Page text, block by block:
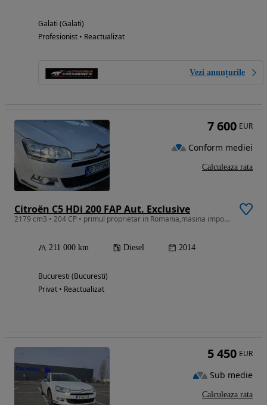
Galati (Galati)
Profesionist • Reactualizat
Vezi anunțurile
Citroën C5 HDi 200 FAP Aut. Exclusive
2179 cm3 • 204 CP • primul proprietar in Romania,masina importata din Germania
211 000 km Diesel 2014
Bucuresti (Bucuresti)
Privat • Reactualizat
7 600 EUR
Conform mediei
Calculeaza rata
5 450 EUR
Sub medie
Calculeaza rata